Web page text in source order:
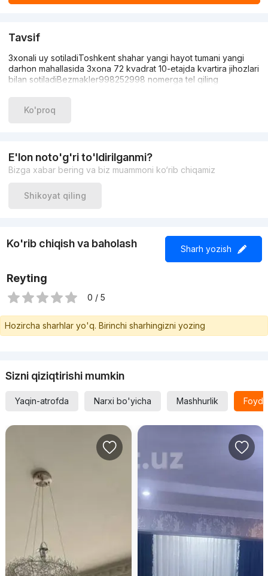
Tavsif
3xonali uy sotiladiToshkent shahar yangi hayot tumani yangi
darhon mahallasida 3xona 72 kvadrat 10-etajda kvartira jihozlari
bilan sotiladiBezmakler998252998 nomerga tel qiling
Ko'proq
E'lon noto'g'ri to'ldirilganmi?
Bizga xabar bering va biz muammoni ko‘rib chiqamiz
Shikoyat qiling
Ko'rib chiqish va baholash Sharh yozish
Reyting
0 / 5
Hozircha sharhlar yo'q. Birinchi sharhingizni yozing
Sizni qiziqtirishi mumkin
Yaqin-atrofda Narxi bo'yicha Mashhurlik